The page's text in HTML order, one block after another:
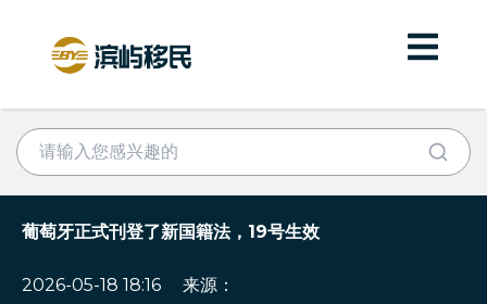
葡萄牙正式刊登了新国籍法，19号生效
2026-05-18 18:16 来源：